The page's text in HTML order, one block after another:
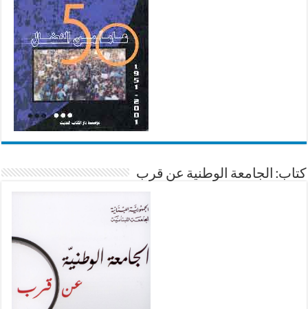
كتاب: الجامعة الوطنية عن قرب